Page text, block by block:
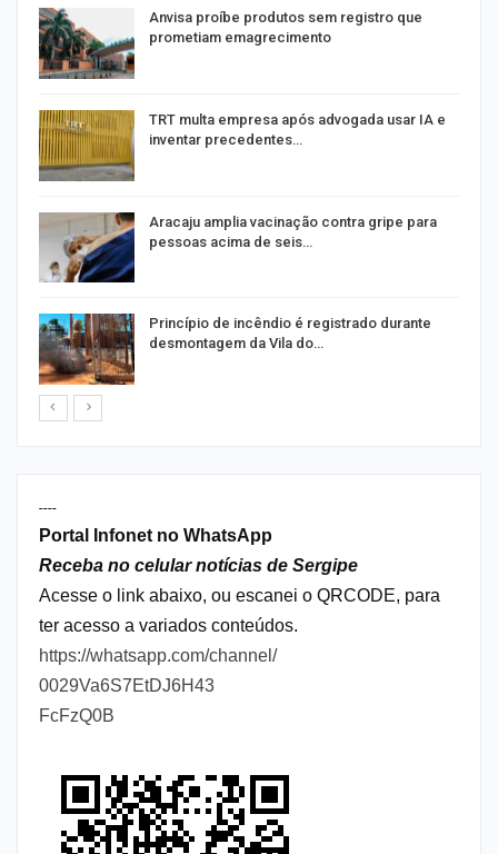
Anvisa proíbe produtos sem registro que
prometiam emagrecimento
TRT multa empresa após advogada usar IA e
inventar precedentes…
Aracaju amplia vacinação contra gripe para
pessoas acima de seis…
Princípio de incêndio é registrado durante
desmontagem da Vila do…
----
Portal Infonet no WhatsApp
Receba no celular notícias de Sergipe
Acesse o link abaixo, ou escanei o QRCODE, para
ter acesso a variados conteúdos.
https://whatsapp.com/channel/
0029Va6S7EtDJ6H43
FcFzQ0B